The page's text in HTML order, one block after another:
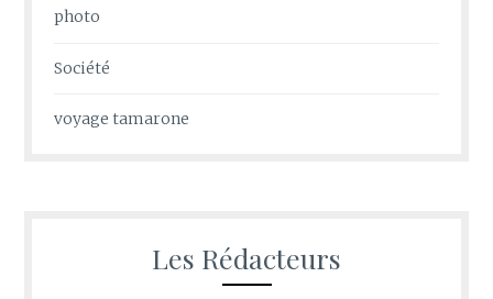
photo
Société
voyage tamarone
Les Rédacteurs